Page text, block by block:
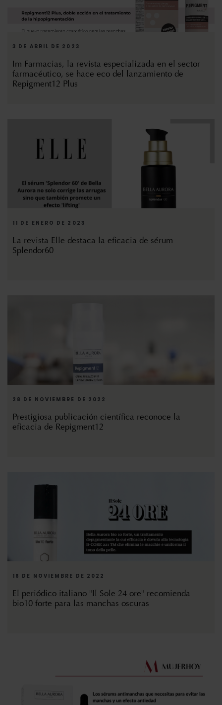
3 DE ABRIL DE 2023
Im Farmacias, la revista especializada en el sector
farmacéutico, se hace eco del lanzamiento de
Repigment12 Plus
11 DE ENERO DE 2023
La revista Elle destaca la eficacia de sérum
Splendor60
28 DE NOVIEMBRE DE 2022
Prestigiosa publicación científica reconoce la
eficacia de Repigment12
16 DE NOVIEMBRE DE 2022
El periódico italiano "Il Sole 24 ore" recomienda
bio10 forte para las manchas oscuras